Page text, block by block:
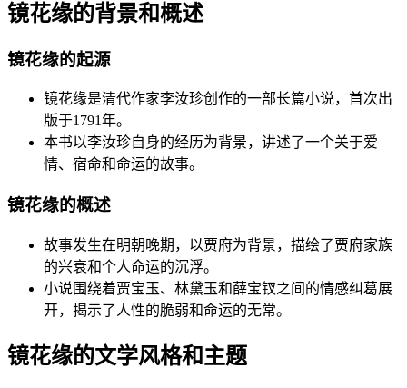
镜花缘的背景和概述
镜花缘的起源
镜花缘是清代作家李汝珍创作的一部长篇小说，首次出
版于1791年。
本书以李汝珍自身的经历为背景，讲述了一个关于爱
情、宿命和命运的故事。
镜花缘的概述
故事发生在明朝晚期，以贾府为背景，描绘了贾府家族
的兴衰和个人命运的沉浮。
小说围绕着贾宝玉、林黛玉和薛宝钗之间的情感纠葛展
开，揭示了人性的脆弱和命运的无常。
镜花缘的文学风格和主题